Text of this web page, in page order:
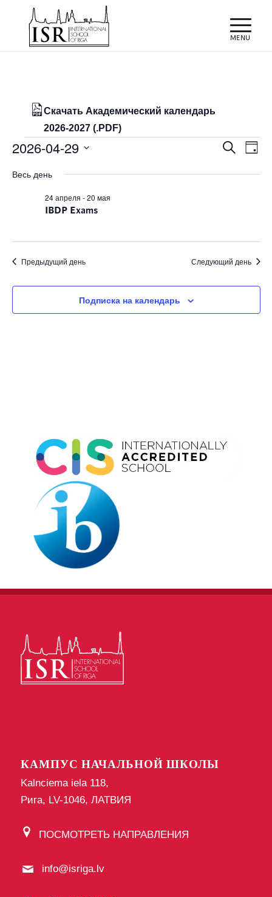
Скачать Академический календарь
2026-2027 (.PDF)
Мероприятия
for
29/04/2026
Поиск
Поиск
День
2026-04-29
дату.
Весь день
IBDP Exams
24 апреля -20 мая
Предыдущий день Следующий день
Подписка на календарь
КАМПУС НАЧАЛЬНОЙ ШКОЛЫ
Kalnciema iela 118,
Рига, LV-1046, ЛАТВИЯ
ПОСМОТРЕТЬ НАПРАВЛЕНИЯ
info@isriga.lv